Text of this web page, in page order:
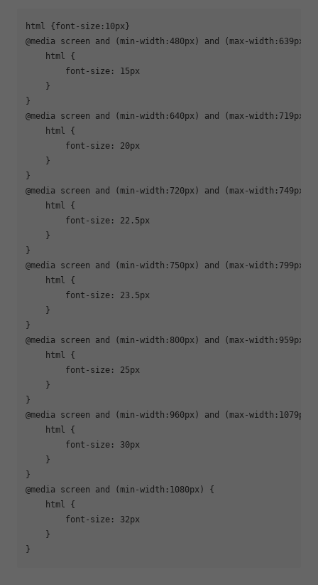
html {font-size:10px}
@media screen and (min-width:480px) and (max-width:639px) {
    html {
        font-size: 15px
    }
}
@media screen and (min-width:640px) and (max-width:719px) {
    html {
        font-size: 20px
    }
}
@media screen and (min-width:720px) and (max-width:749px) {
    html {
        font-size: 22.5px
    }
}
@media screen and (min-width:750px) and (max-width:799px) {
    html {
        font-size: 23.5px
    }
}
@media screen and (min-width:800px) and (max-width:959px) {
    html {
        font-size: 25px
    }
}
@media screen and (min-width:960px) and (max-
    html {
        font-size: 30px
    }
}
@media screen and (min-width:1080px) {
    html {
        font-size: 32px
    }
}